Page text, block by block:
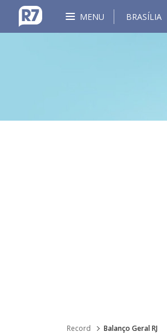
MENU BRASÍLIA
Record Balanço Geral RJ